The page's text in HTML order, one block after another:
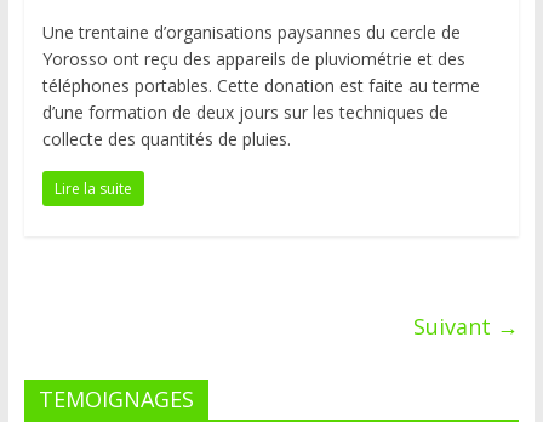
Une trentaine d’organisations paysannes du cercle de
Yorosso ont reçu des appareils de pluviométrie et des
téléphones portables. Cette donation est faite au terme
d’une formation de deux jours sur les techniques de
collecte des quantités de pluies.
Lire la suite
Suivant →
TEMOIGNAGES